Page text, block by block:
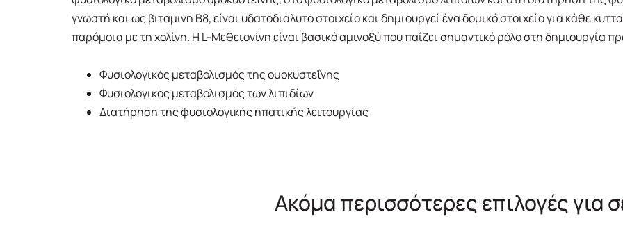
γνωστή και ως βιταμίνη Β8, είναι υδατοδιαλυτό στοιχείο και δημιουργεί ένα δομικό στοιχείο για κάθε
παρόμοια με τη χολίνη. Η L-Μεθειονίνη είναι βασικό αμινοξύ που παίζει σημαντικό ρόλο στη δημιουργία
Φυσιολογικός μεταβολισμός της ομοκυστεΐνης
Φυσιολογικός μεταβολισμός των λιπιδίων
Διατήρηση της φυσιολογικής ηπατικής λειτουργίας
Ακόμα περισσότερες επιλογές για